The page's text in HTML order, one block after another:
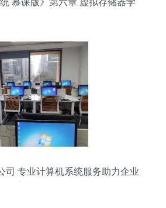
统 慕课版》第六章 虚拟存储器学
司 专业计算机系统服务助力企业